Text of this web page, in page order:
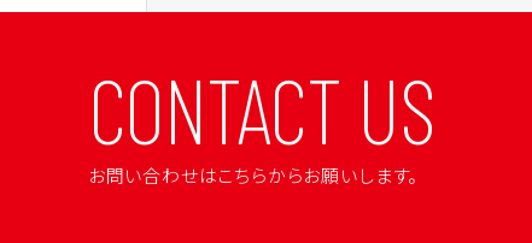
CONTACT US
お問い合わせはこちらからお願いします。